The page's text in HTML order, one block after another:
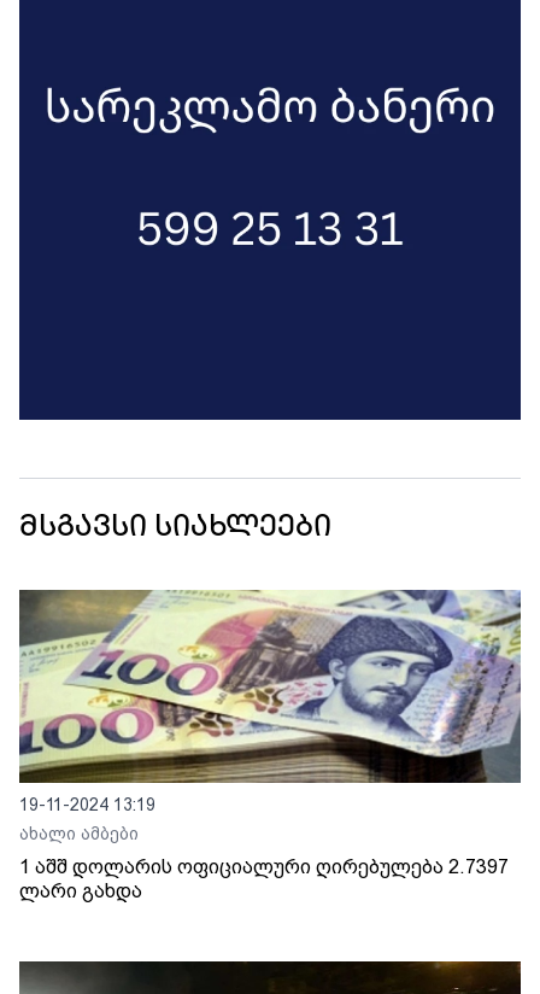
მსგავსი სიახლეები
19-11-2024 13:19
ახალი ამბები
1 აშშ დოლარის ოფიციალური ღირებულება 2.7397
ლარი გახდა